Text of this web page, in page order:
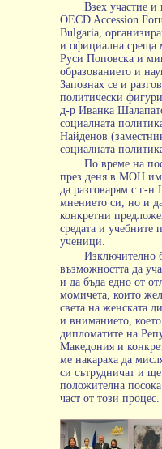
Взех участие
OECD Accession
Bulgaria,
и официална
Руси Поповска и
образованието и
Запознах се и
политически
д-р Иванка
социалната
Найденов
социалната
По време на
през деня в МОН
да разговарям с г-н
мнението си, но и
конкретни
средата и учебните
ученици.
Изключително
възможността да
и да бъда едно от
момичета, които
света на женската
и вниманието,
дипломатите на
Македония и
ме накараха да
си сътрудничат и ще
положителна
част от този процес.